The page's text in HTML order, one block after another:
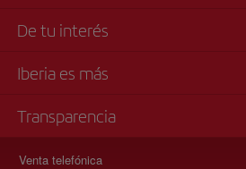
De tu interés
Iberia es más
Transparencia
Venta telefónica